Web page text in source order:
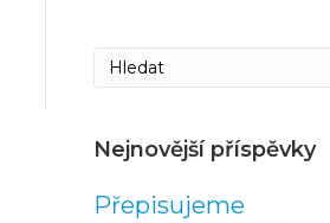
Nejnovější příspěvky
Přepisujeme